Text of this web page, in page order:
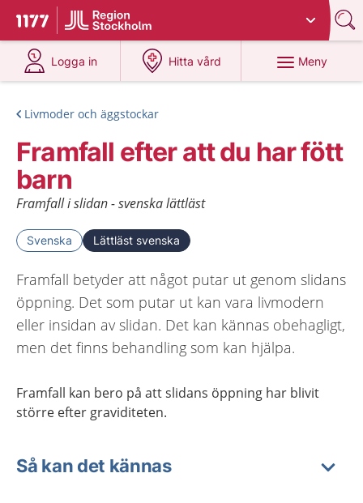
Till startsidan för 1177
Du har valt region
Logga in
på 1177.se
Hitta vård
på 1177.se
Meny
Livmoder och äggstockar
Framfall efter att du har fött
barn
Framfall i slidan - svenska lättläst
Svenska Lättläst svenska
Framfall betyder att något putar ut genom slidans
öppning. Det som putar ut kan vara livmodern
eller insidan av slidan. Det kan kännas obehagligt,
men det finns behandling som kan hjälpa.
Framfall kan bero på attslidans öppning har blivit
större efter graviditeten.
Så kan det kännas